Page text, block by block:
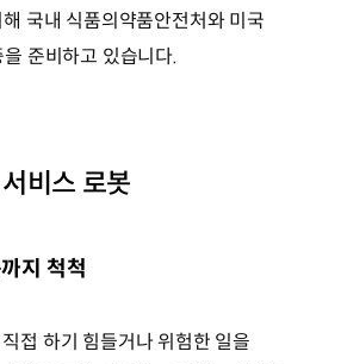
국내 식품의약품안전처와 미국
준비하고 있습니다.
비스 로봇
지 척척
접 하기 힘들거나 위험한 일을